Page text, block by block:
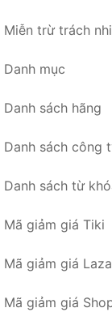
Miễn trừ trách
Danh mục
Danh sách hãng
Danh sách công
Danh sách từ
Mã giảm giá Tiki
Mã giảm giá
Mã giảm giá